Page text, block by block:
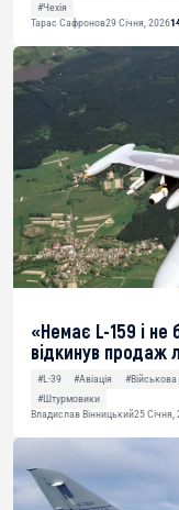
#Чехія
Тарас Сафронов29 Січня, 2026
«Немає L-159 і не
відкинув продаж
#L-39 #Авіація
#Штурмовики
Владислав Вінницький25 Січня,